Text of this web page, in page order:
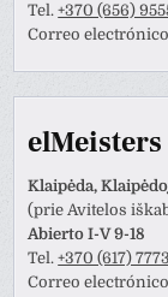
Tel.+370 (656)
Correo
Klaipėda,
(prie Avitelos
Abierto I-V 9-18
Tel.+370 (617)
Correo